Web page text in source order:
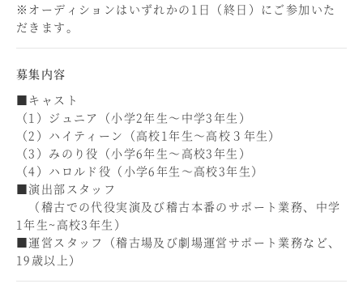
※オーディションはいずれかの1日（終日）にご参加いた
だきます。
募集内容
■キャスト
（1）ジュニア（小学2年生～中学3年生）
（2）ハイティーン（高校1年生～高校３年生）
（3）みのり役（小学6年生～高校3年生）
（4）ハロルド役（小学6年生～高校3年生）
■演出部スタッフ
（稽古での代役実演及び稽古本番のサポート業務、中学
1年生~高校3年生）
■運営スタッフ（稽古場及び劇場運営サポート業務など、
19歳以上）